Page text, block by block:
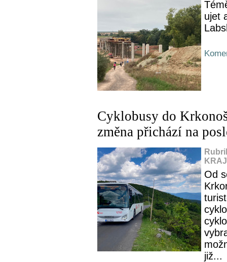
ujet
Cyklobusy do
změna přichází na
Od
již...